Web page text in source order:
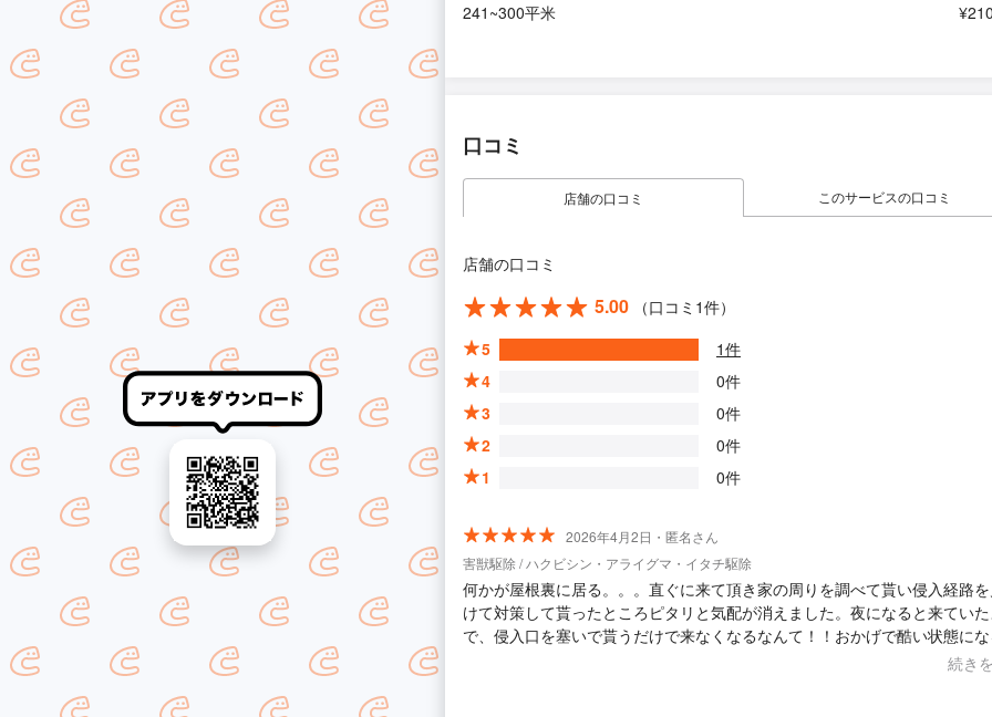
241~300平米
口コミ
店舗の口コミ このサービスの口コミ
店舗の口コミ
5.00
（口コミ1件）
5
1件
4
0件
3
0件
2
0件
1
0件
2026年4月2日・匿名さん
害獣駆除 / ハクビシン・アライグマ・イタチ駆除
何かが屋根裏に居る。。。直ぐに来て頂き家の周りを調べて貰い侵入経路
けて対策して貰ったところピタリと気配が消えました。夜になると来てい
で、侵入口を塞いで貰うだけで来なくなるなんて！！おかげで酷い状態に
に対策してもらう事が出来ました。またお手隙の時に汚されてしまった屋
続き